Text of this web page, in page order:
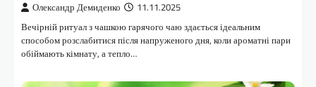
Олександр Демиденко 11.11.2025
Вечірній ритуал з чашкою гарячого чаю здається ідеальним
способом розслабитися після напруженого дня, коли ароматні пари
обіймають кімнату, а тепло…